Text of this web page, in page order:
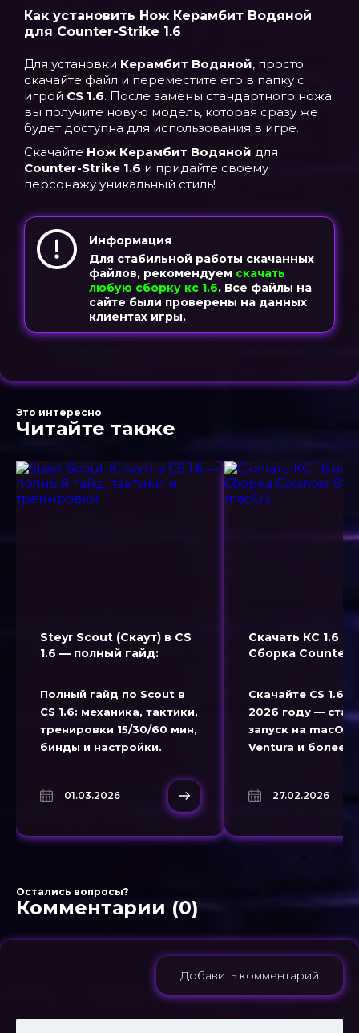
Как установить Нож Керамбит Водяной
для Counter-Strike 1.6
Для установки Керамбит Водяной, просто
скачайте файл и переместите его в папку с
игрой CS 1.6. После замены стандартного ножа
вы получите новую модель, которая сразу же
будет доступна для использования в игре.
Скачайте Нож Керамбит Водяной для
Counter-Strike 1.6 и придайте своему
персонажу уникальный стиль!
Информация
Для стабильной работы скачанных
файлов, рекомендуем скачать
любую сборку кс 1.6. Все файлы на
сайте были проверены на данных
клиентах игры.
Это интересно
Читайте также
Steyr Scout (Скаут) в CS
1.6 — полный гайд:
Полный гайд по Scout в
CS 1.6: механика, тактики,
тренировки 15/30/60 мин,
бинды и настройки.
01.03.2026
Скачать КС 1.6
Сборка Counter
Скачайте CS 1.6
2026 году —
запуск на macOS
Ventura и более
27.02.2026
Остались вопросы?
Комментарии (0)
Добавить комментарий